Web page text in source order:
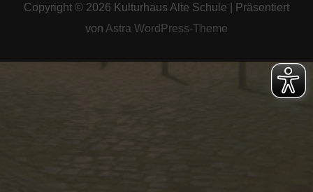
Copyright © 2026 Kulturhaus Alte Schule | Präsentiert
von Astra WordPress-Theme